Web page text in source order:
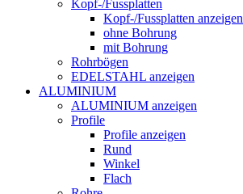
Kopf-/Fussplatten
Kopf-/Fussplatten anzeigen
ohne Bohrung
mit Bohrung
Rohrbögen
EDELSTAHL anzeigen
ALUMINIUM
ALUMINIUM anzeigen
Profile
Profile anzeigen
Rund
Winkel
Flach